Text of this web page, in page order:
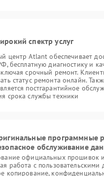
спектр услуг
центр Atlant обеспечивает
бесплатную диагностику и
срочный ремонт.
статус ремонта онлайн.
постгарантийное
срока службы техники
программные
обслуживание
официальных прошивок
работа с
копирование,